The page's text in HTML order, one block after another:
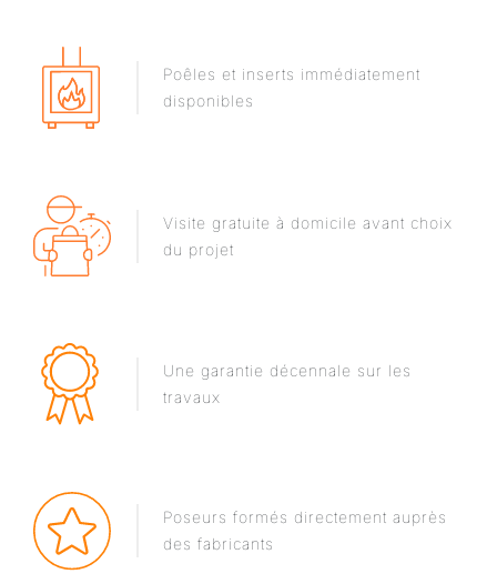
Visite gratuite à domicile avant choix
du projet
Poêles et inserts immédiatement
disponibles
Poseurs formés directement auprès
des fabricants
Une garantie décennale sur les
travaux